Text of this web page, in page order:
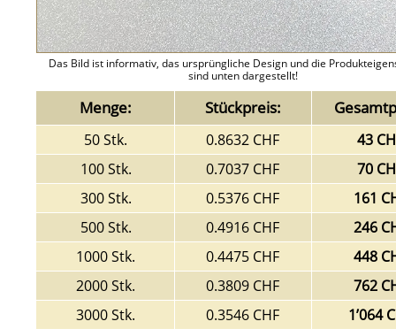
Das Bild ist informativ, das ursprüngliche Design und die
sind unten dargestellt!
Menge: Stückpreis:
50 Stk. 0.8632 CHF
43
100 Stk.
0.7037 CHF
70
300 Stk.
0.5376 CHF
161
500 Stk.
0.4916 CHF
246
1000 Stk.
0.4475 CHF
448
2000 Stk.
0.3809 CHF
762
3000 Stk.
0.3546 CHF
1’064